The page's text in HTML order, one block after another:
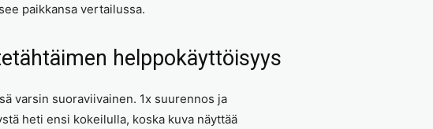
paikkansa vertailussa.
helppokäyttöisyys
varsin suoraviivainen. 1x suurennos ja
heti ensi kokeilulla, koska kuva näyttää